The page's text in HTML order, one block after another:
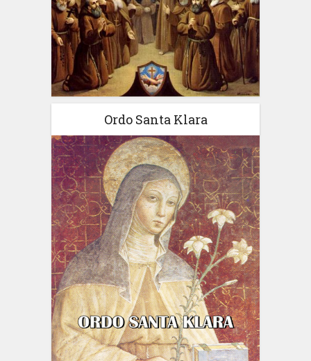
Ordo Santa Klara